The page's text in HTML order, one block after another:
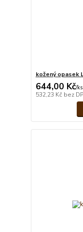
kožený opasek
644,00 Kč/ks
532,23 Kč bez